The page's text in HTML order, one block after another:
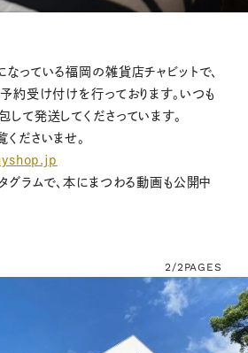
っている福岡の雑貨店チャビットで、
約受け付けを行っております。いつも
して発送してくださっています。
ださいませ。
グラムで、本にまつわる動画も公開中
2/2PAGES